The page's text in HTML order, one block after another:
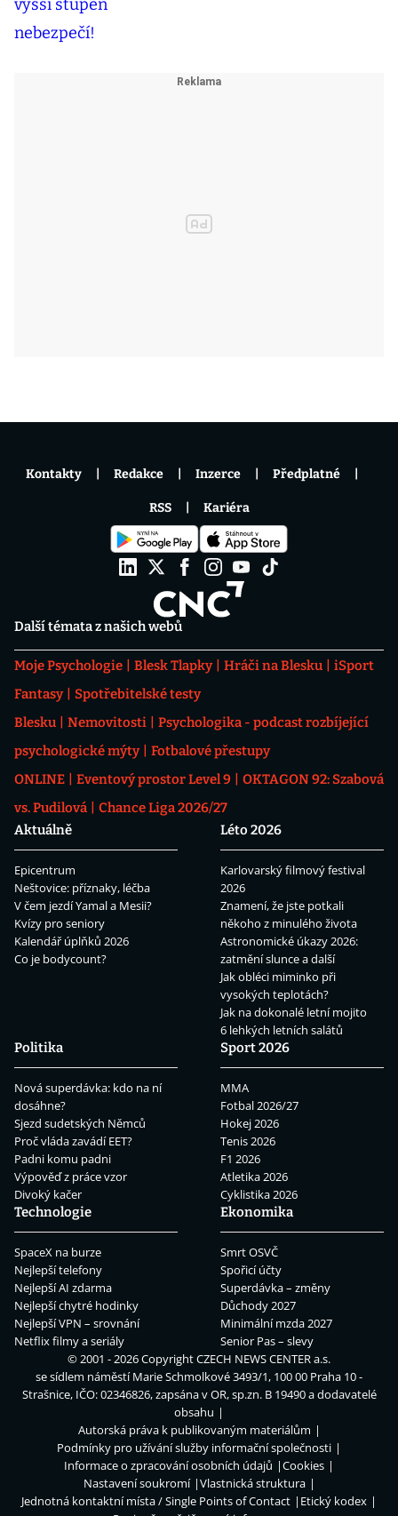
Další témata z našich webů
Moje Psychologie Blesk Tlapky Hráči na Blesku
iSport
Fantasy
Spotřebitelské testy
Blesku
Nemovitosti
Psychologika - podcast rozbíjející
psychologické mýty
Fotbalové přestupy
ONLINE
Eventový prostor Level 9
OKTAGON 92: Szabová
vs. Pudilová
Chance Liga 2026/27
Aktuálně
Epicentrum
Neštovice: příznaky, léčba
V čem jezdí Yamal a Mesii?
Kvízy pro seniory
Kalendář úplňků 2026
Co je bodycount?
Léto 2026
Karlovarský filmový festival
2026
Znamení, že jste potkali
někoho z minulého života
Astronomické úkazy 2026:
zatmění slunce a další
Jak obléci miminko při
vysokých teplotách?
Jak na dokonalé letní mojito
6 lehkých letních salátů
Politika
Nová superdávka: kdo na ní
dosáhne?
Sjezd sudetských Němců
Proč vláda zavádí EET?
Padni komu padni
Výpověď z práce vzor
Divoký kačer
Sport 2026
MMA
Fotbal 2026/27
Hokej 2026
Tenis 2026
F1 2026
Atletika 2026
Cyklistika 2026
Technologie
SpaceX na burze
Nejlepší telefony
Nejlepší AI zdarma
Nejlepší chytré hodinky
Nejlepší VPN – srovnání
Netflix filmy a seriály
Ekonomika
Smrt OSVČ
Spořicí účty
Superdávka – změny
Důchody 2027
Minimální mzda 2027
Senior Pas – slevy
Kontakty Redakce Inzerce Předplatné
RSS Kariéra
© 2001 - 2026 CopyrightCZECH NEWS CENTER a.s.
se sídlem náměstí Marie Schmolkové 3493/1, 100 00 Praha 10 -
Strašnice, IČO: 02346826, zapsána v OR, sp.zn. B 19490 a dodavatelé
obsahu
Autorská práva k publikovaným materiálům
Podmínky pro užívání služby informační společnosti
Informace o zpracování osobních údajů
Cookies
Nastavení soukromí
Vlastnická struktura
Jednotná kontaktní místa / Single Points of Contact
Etický kodex